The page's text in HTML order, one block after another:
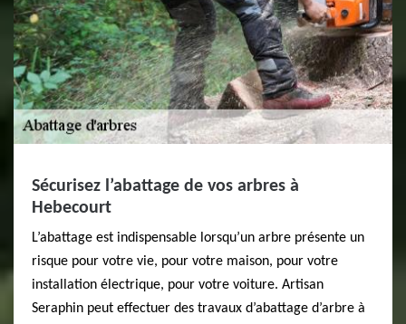
Sécurisez l’abattage de vos arbres à
Hebecourt
L’abattage est indispensable lorsqu’un arbre présente un
risque pour votre vie, pour votre maison, pour votre
installation électrique, pour votre voiture. Artisan
Seraphin peut effectuer des travaux d’abattage d’arbre à